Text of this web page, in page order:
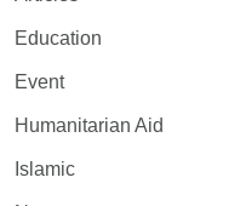
Education
Event
Humanitarian Aid
Islamic